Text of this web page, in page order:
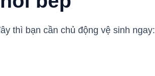
thì bạn cần chủ động vệ sinh ngay: